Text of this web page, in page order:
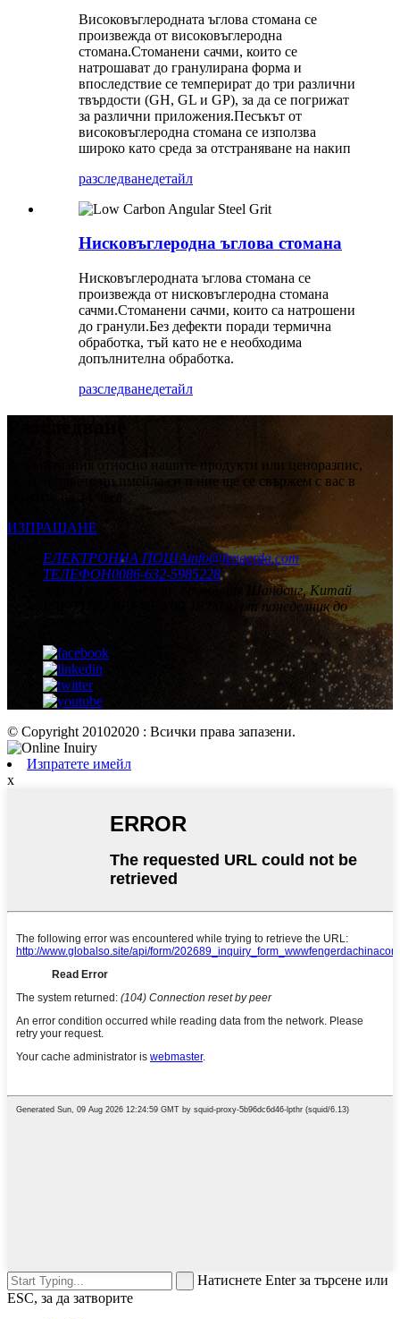
Високовъглеродната ъглова стомана се
произвежда от високовъглеродна
стомана.Стоманени сачми, които се
натрошават до гранулирана форма и
впоследствие се темперират до три различни
твърдости (GH, GL и GP), за да се погрижат
за различни приложения.Песъкът от
високовъглеродна стомана се използва
широко като среда за отстраняване на накип
разследванедетайл
Нисковъглеродна ъглова стомана
Нисковъглеродната ъглова стомана се
произвежда от нисковъглеродна стомана
сачми.Стоманени сачми, които са натрошени
до гранули.Без дефекти поради термична
обработка, тъй като не е необходима
допълнителна обработка.
разследванедетайл
За запитвания относно нашите продукти или ценоразпис,
моля, оставете ни имейла си и ние ще се свържем с вас в
ИЗПРАЩАНЕ
ЕЛЕКТРОННА ПОЩАinfo@fengerda.com
ТЕЛЕФОН0086-632-5985228
Град Тенгжоу, провинция Шандонг, Китай
8:00-18:00 ч. от понеделник до
© Copyright 20102020 : Всички права запазени.
Изпратете имейл
x
Натиснете Enter за търсене или
ESC, за да затворите